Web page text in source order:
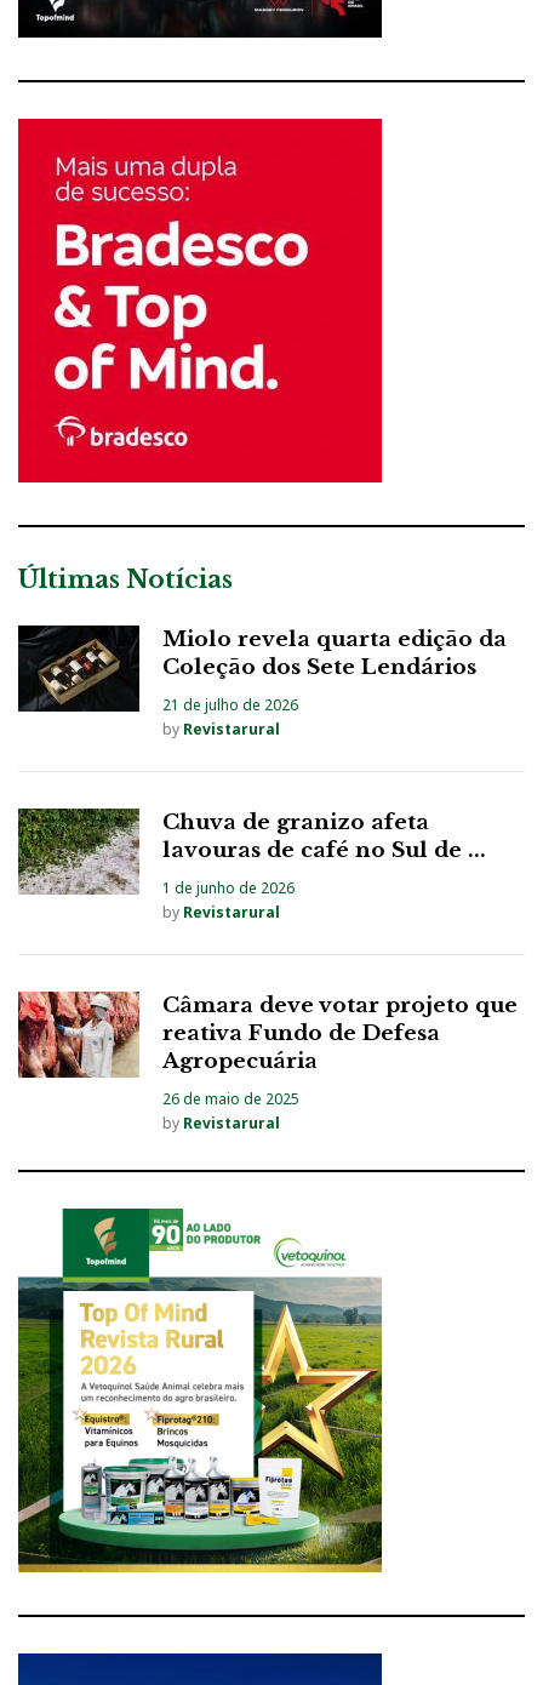
Últimas Notícias
Miolo revela quarta edição da
Coleção dos Sete Lendários
21 de julho de 2026
by Revistarural
Chuva de granizo afeta
lavouras de café no Sul de ...
1 de junho de 2026
by Revistarural
Câmara deve votar projeto que
reativa Fundo de Defesa
Agropecuária
26 de maio de 2025
by Revistarural